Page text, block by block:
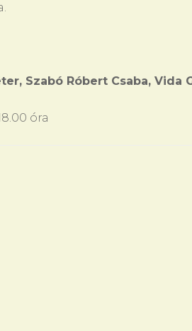
Szabó Róbert Csaba, Vida
óra